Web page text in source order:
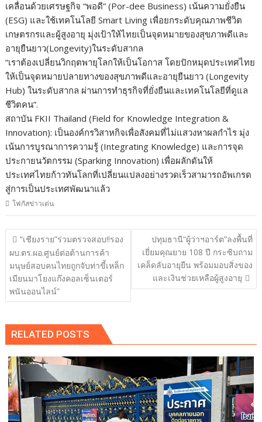
เคลื่อนด้วยเศรษฐกิจ “พอดี” (Por-dee Business) เน้นความยั่งยืน
(ESG) และใช้เทคโนโลยี Smart Living เพื่อยกระดับคุณภาพชีวิต
เกษตรกรและผู้สูงอายุ มุ่งเป้าให้ไทยเป็นจุดหมายของสุขภาพดีและ
อายุยืนยาว(Longevity)ในระดับสากล
“เราต้องเปลี่ยนวิกฤตพายุโลกให้เป็นโอกาส โดยปักหมุดประเทศไทย
ให้เป็นจุดหมายปลายทางของสุขภาพดีและอายุยืนยาว (Longevity
Hub) ในระดับสากล ผ่านการทำธุรกิจที่ยั่งยืนและเทคโนโลยีที่ดูแล
ชีวิตคน”.
สถาบัน FKII Thailand (Field for Knowledge Integration &
Innovation): เป็นองค์กรวิสาหกิจเพื่อสังคมที่ไม่แสวงหาผลกำไร มุ่ง
เน้นการบูรณาการความรู้ (Integrating Knowledge) และการจุด
ประกายนวัตกรรม (Sparking Innovation) เพื่อผลักดันให้
ประเทศไทยก้าวทันโลกที่เปลี่ยนแปลงอย่างรวดเร็วสามารถอัพเกรด
สู่การเป็นประเทศพัฒนาแล้ว
โฟกัสข่าวเด่น
แนะแนว
เรื่อง
“เชียงราย”ร่วมตรวจสอบ!!รอง
ผบ.ตร.ผอ.ศูนย์ต่อต้านการค้า
มนุษย์สอบคนไทยถูกจับท่าขี้เหล็ก
เมียนมาโยงแก๊งคอลเซ็นเตอร์
พนันออนไลน์”
ปทุมธานี“ผู้ว่าฯอาร์ต”ลงพื้นที่
เยี่ยมคุณยาย 108 ปี กระซิบถาม
เคล็ดลับอายุยืน พร้อมมอบสิ่งของ
และเงินช่วยเหลือผู้สูงอายุ
RELATED POSTS